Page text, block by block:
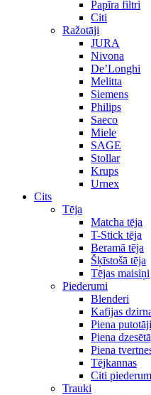
Papīra filtri
Citi
Ražotāji
JURA
Nivona
De’Longhi
Melitta
Siemens
Philips
Saeco
Miele
SAGE
Stollar
Krups
Urnex
Cits
Tēja
Matcha tēja
T-Stick tēja
Beramā tēja
Šķīstošā tēja
Tējas maisiņi
Piederumi
Blenderi
Kafijas
Piena putotāji
Piena
Piena
Tējkannas
Citi
Trauki